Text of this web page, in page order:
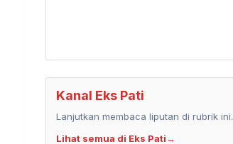
Kanal Eks Pati
Lanjutkan membaca liputan di rubrik ini.
Lihat semua di Eks Pati→